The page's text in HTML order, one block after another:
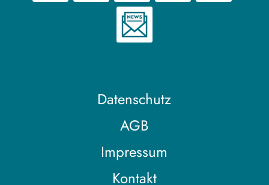
Datenschutz
AGB
Impressum
Kontakt